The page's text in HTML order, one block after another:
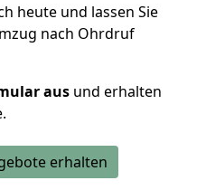
heute und lassen Sie
nach Ohrdruf
aus und erhalten
erhalten